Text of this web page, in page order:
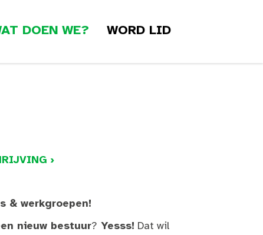
DOEN WE? WORD LID
›
& werkgroepen!
nieuw bestuur? Yesss! Dat wil